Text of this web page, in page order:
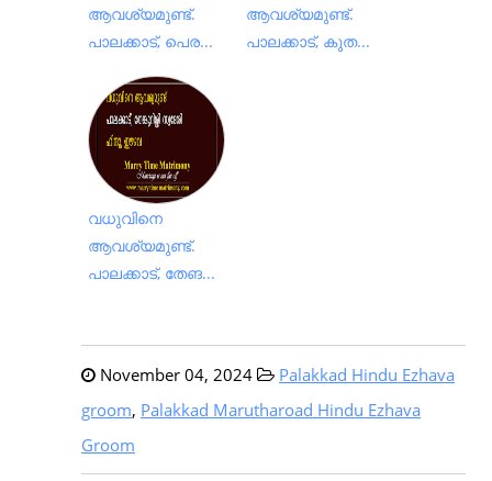
ആവശ്യമുണ്ട്.
പാലക്കാട്, പെര...
ആവശ്യമുണ്ട്.
പാലക്കാട്, കുത...
വധുവിനെ
ആവശ്യമുണ്ട്.
പാലക്കാട്, തേങ...
November 04, 2024
Palakkad Hindu Ezhava
groom, Palakkad Marutharoad Hindu Ezhava
Groom